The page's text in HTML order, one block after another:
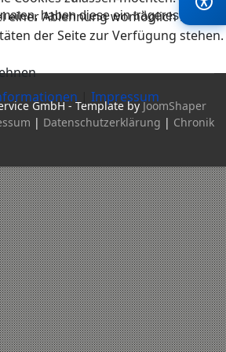
haben diese ein trägeres
GmbH - Template byJoomShaper
| Datenschutzerklärung | Chronik
einer Ablehnung womöglich nicht
der Seite zur Verfügung stehen.
Impressum